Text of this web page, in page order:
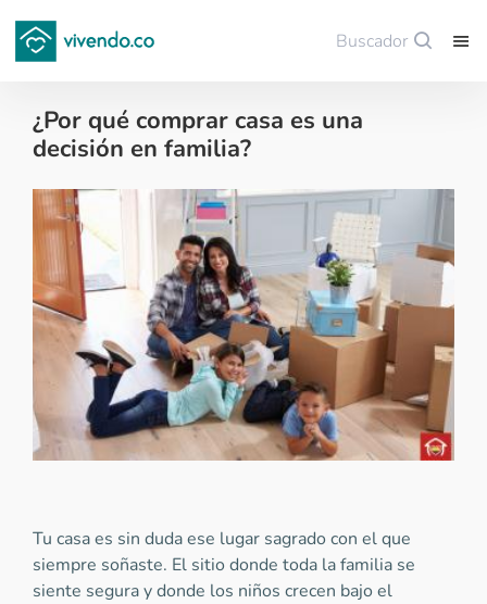
Buscador
¿Por qué comprar casa es una
decisión en familia?
Tips para comprar vivienda nueva - 2019-01-22
Tu casa es sin duda ese lugar sagrado con el que
siempre soñaste. El sitio donde toda la familia se
siente segura y donde los niños crecen bajo el
Guardar